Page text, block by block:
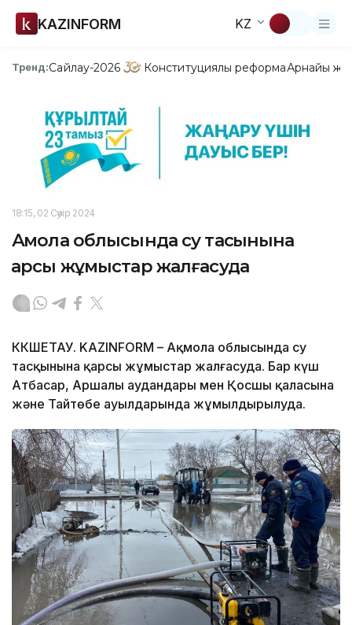
KAZINFORM KZ
Тренд:Сайлау-2026 Конституциялық реформаАрнайы
18:15, 02 Сәуір 2024
Ақмола облысында су тасқынына
қарсы жұмыстар жалғасуда
КӨКШЕТАУ. KAZINFORM – Ақмола облысында су
тасқынына қарсы жұмыстар жалғасуда. Бар күш
Атбасар, Аршалы аудандары мен Қосшы қаласына
және Тайтөбе ауылдарында жұмылдырылуда.